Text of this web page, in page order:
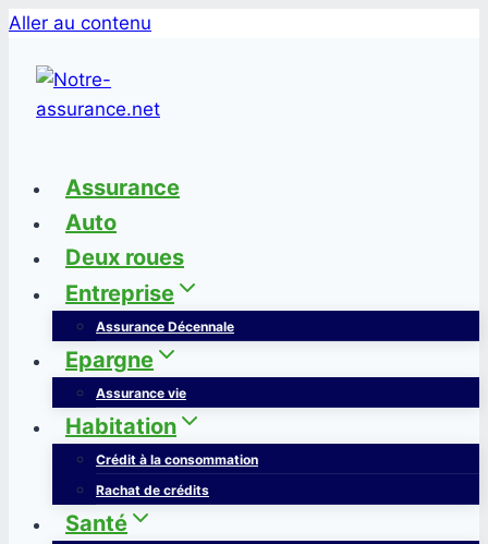
Aller au contenu
Assurance
Auto
Deux roues
Entreprise
Assurance Décennale
Epargne
Assurance vie
Habitation
Crédit à la consommation
Rachat de crédits
Santé